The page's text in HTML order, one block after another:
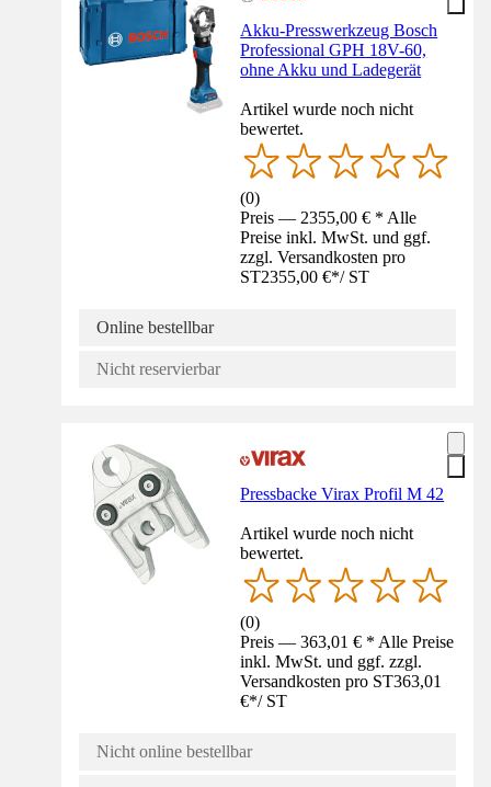
Akku-Presswerkzeug Bosch
Professional GPH 18V-60,
ohne Akku und Ladegerät
Artikel wurde noch nicht
bewertet.
(0)
Preis — 2355,00 € * Alle
Preise inkl. MwSt. und ggf.
zzgl. Versandkosten pro
ST2355,00 €*/ ST
Online bestellbar
Nicht reservierbar
Pressbacke Virax Profil M 42
Artikel wurde noch nicht
bewertet.
(0)
Preis — 363,01 € * Alle Preise
inkl. MwSt. und ggf. zzgl.
Versandkosten pro ST363,01
€*/ ST
Nicht online bestellbar